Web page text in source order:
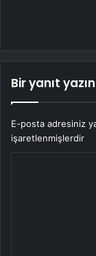
Bir yanıt yazın
E-posta adresiniz
işaretlenmişlerdir